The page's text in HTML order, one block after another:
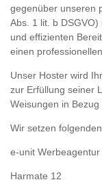
gegenüber unseren
Abs. 1 lit. b
und effizienten
einen
Unser Hoster wird
zur Erfüllung seiner
Weisungen in Bezug
Wir setzen
e-unit Werbeagentur
Harmate 12